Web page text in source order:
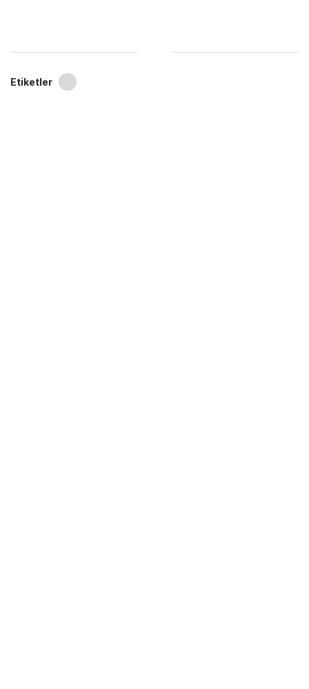
Etiketler